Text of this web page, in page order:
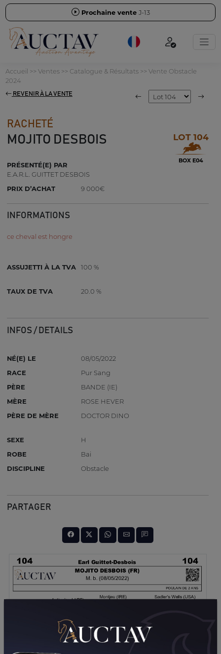
Prochaine vente J-13
Accueil >> Ventes>> Catalogue & Résultats>> Vente Obstacle
2024
REVENIR À LA VENTE
RACHETÉ
MOJITO DESBOIS LOT 104
BOX E04
PRÉSENTÉ(E) PAR
E.A.R.L. GUITTET DESBOIS
PRIX D’ACHAT
9 000€
INFORMATIONS
ce cheval est hongre
ASSUJETTI À LA TVA 100 %
TAUX DE TVA 20.0 %
INFOS / DETAILS
NÉ(E) LE
08/05/2022
RACE
Pur Sang
PÈRE
BANDE (IE)
MÈRE
ROSE HEVER
PÈRE DE MÈRE
DOCTOR DINO
SEXE
H
ROBE
Bai
DISCIPLINE
Obstacle
PARTAGER